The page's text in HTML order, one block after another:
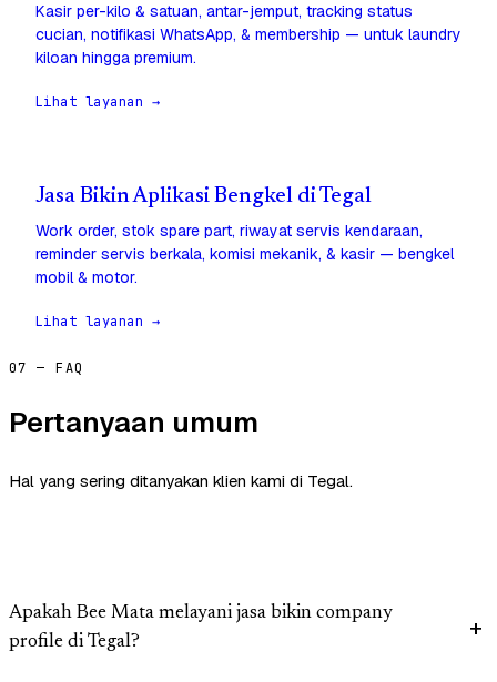
Kasir per-kilo & satuan, antar-jemput, tracking status
cucian, notifikasi WhatsApp, & membership — untuk laundry
kiloan hingga premium.
Lihat layanan →
Jasa Bikin Aplikasi Bengkel di Tegal
Work order, stok spare part, riwayat servis kendaraan,
reminder servis berkala, komisi mekanik, & kasir — bengkel
mobil & motor.
Lihat layanan →
07 — FAQ
Pertanyaan umum
Hal yang sering ditanyakan klien kami di Tegal.
Apakah Bee Mata melayani jasa bikin company
profile di Tegal?